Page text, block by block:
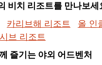
비치 리조트를 만나보세
카리브해 리조트 올 인
브 리조트
즐기는 야외 어드벤처